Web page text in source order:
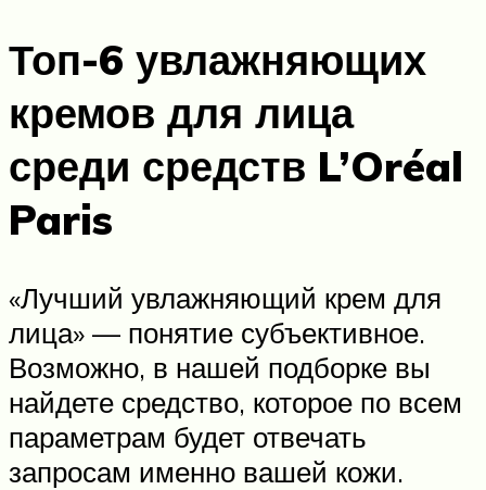
Топ-6 увлажняющих
кремов для лица
среди средств L’Oréal
Paris
«Лучший увлажняющий крем для
лица» — понятие субъективное.
Возможно, в нашей подборке вы
найдете средство, которое по всем
параметрам будет отвечать
запросам именно вашей кожи.